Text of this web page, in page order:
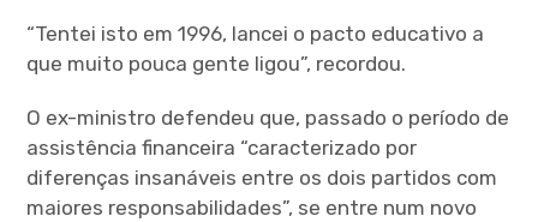
“Tentei isto em 1996, lancei o pacto educativo a
que muito pouca gente ligou”, recordou.
O ex-ministro defendeu que, passado o período de
assistência financeira “caracterizado por
diferenças insanáveis entre os dois partidos com
maiores responsabilidades”, se entre num novo